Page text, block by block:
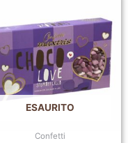
ESAURITO
Confetti